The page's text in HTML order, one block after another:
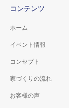
コンテンツ
ホーム
イベント情報
コンセプト
家づくりの流れ
お客様の声